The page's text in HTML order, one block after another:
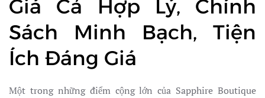
Giá Cả Hợp Lý, Chính
Sách Minh Bạch, Tiện
Ích Đáng Giá
Một trong những điểm cộng lớn của Sapphire Boutique